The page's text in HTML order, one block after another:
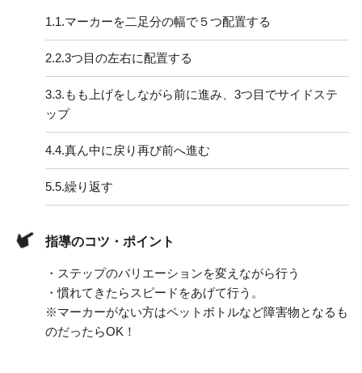
1.1.マーカーを二足分の幅で５つ配置する
2.2.3つ目の左右に配置する
3.3.もも上げをしながら前に進み、3つ目でサイドステ
ップ
4.4.真ん中に戻り再び前へ進む
5.5.繰り返す
指導のコツ・ポイント
・ステップのバリエーションを変えながら行う
・慣れてきたらスピードをあげて行う。
※マーカーがない方はペットボトルなど障害物となるも
のだったらOK！